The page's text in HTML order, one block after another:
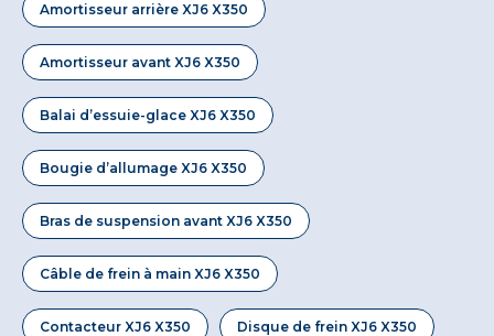
Amortisseur arrière XJ6 X350
Amortisseur avant XJ6 X350
Balai d’essuie-glace XJ6 X350
Bougie d’allumage XJ6 X350
Bras de suspension avant XJ6 X350
Câble de frein à main XJ6 X350
Contacteur XJ6 X350 Disque de frein XJ6 X350